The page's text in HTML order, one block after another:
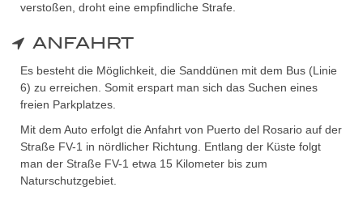
verstoßen, droht eine empfindliche Strafe.
ANFAHRT
Es besteht die Möglichkeit, die Sanddünen mit dem Bus (Linie
6) zu erreichen. Somit erspart man sich das Suchen eines
freien Parkplatzes.
Mit dem Auto erfolgt die Anfahrt von Puerto del Rosario auf der
Straße FV-1 in nördlicher Richtung. Entlang der Küste folgt
man der Straße FV-1 etwa 15 Kilometer bis zum
Naturschutzgebiet.